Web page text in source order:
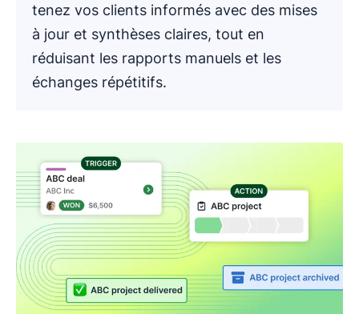
tenez vos clients informés avec des mises
à jour et synthèses claires, tout en
réduisant les rapports manuels et les
échanges répétitifs.